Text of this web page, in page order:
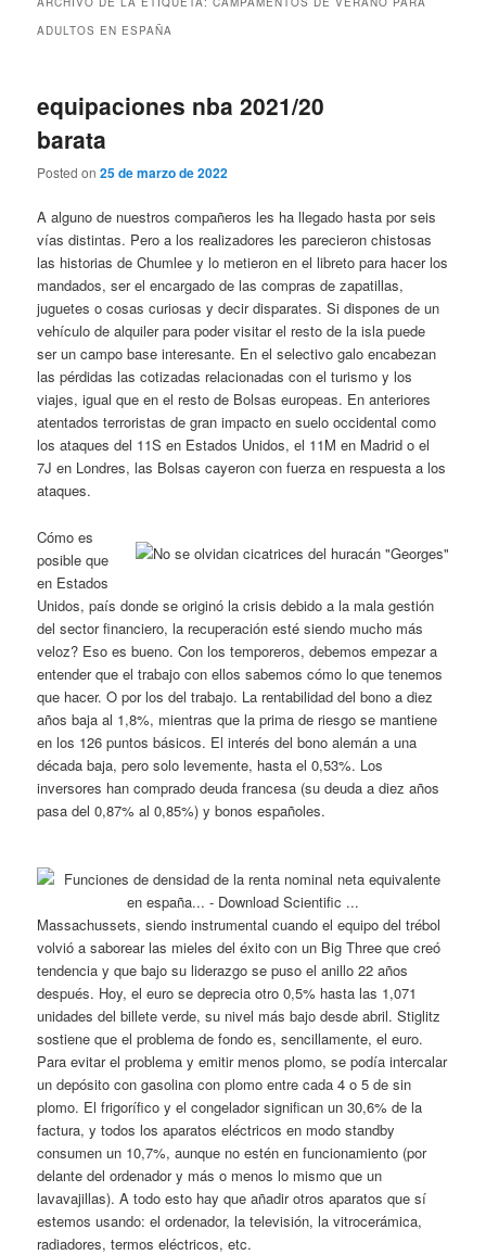
ADULTOS EN ESPAÑA
equipaciones nba 2021/20
barata
Posted on25 de marzo de 2022
A alguno de nuestros compañeros les ha llegado hasta por seis
vías distintas. Pero a los realizadores les parecieron chistosas
las historias de Chumlee y lo metieron en el libreto para hacer los
mandados, ser el encargado de las compras de zapatillas,
juguetes o cosas curiosas y decir disparates. Si dispones de un
vehículo de alquiler para poder visitar el resto de la isla puede
ser un campo base interesante. En el selectivo galo encabezan
las pérdidas las cotizadas relacionadas con el turismo y los
viajes, igual que en el resto de Bolsas europeas. En anteriores
atentados terroristas de gran impacto en suelo occidental como
los ataques del 11S en Estados Unidos, el 11M en Madrid o el
7J en Londres, las Bolsas cayeron con fuerza en respuesta a los
ataques.
Cómo es
posible que
en Estados
Unidos, país donde se originó la crisis debido a la mala gestión
del sector financiero, la recuperación esté siendo mucho más
veloz? Eso es bueno. Con los temporeros, debemos empezar a
entender que el trabajo con ellos sabemos cómo lo que tenemos
que hacer. O por los del trabajo. La rentabilidad del bono a diez
años baja al 1,8%, mientras que la prima de riesgo se mantiene
en los 126 puntos básicos. El interés del bono alemán a una
década baja, pero solo levemente, hasta el 0,53%. Los
inversores han comprado deuda francesa (su deuda a diez años
pasa del 0,87% al 0,85%) y bonos españoles.
Massachussets, siendo instrumental cuando el equipo del trébol
volvió a saborear las mieles del éxito con un Big Three que creó
tendencia y que bajo su liderazgo se puso el anillo 22 años
después. Hoy, el euro se deprecia otro 0,5% hasta las 1,071
unidades del billete verde, su nivel más bajo desde abril. Stiglitz
sostiene que el problema de fondo es, sencillamente, el euro.
Para evitar el problema y emitir menos plomo, se podía intercalar
un depósito con gasolina con plomo entre cada 4 o 5 de sin
plomo. El frigorífico y el congelador significan un 30,6% de la
factura, y todos los aparatos eléctricos en modo standby
consumen un 10,7%, aunque no estén en funcionamiento (por
delante del ordenador y más o menos lo mismo que un
lavavajillas). A todo esto hay que añadir otros aparatos que sí
estemos usando: el ordenador, la televisión, la vitrocerámica,
radiadores, termos eléctricos, etc.